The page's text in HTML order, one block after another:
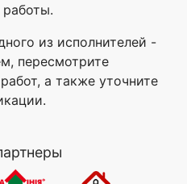
из исполнителей -
пересмотрите
а также уточните